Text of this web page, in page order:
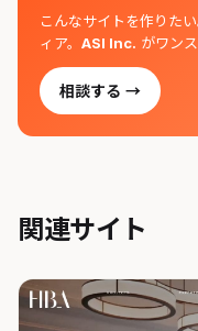
こんなサイトを作りた
ィア。 ASI Inc. がワン
相談する →
関連サイト